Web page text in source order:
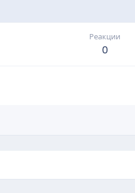
Реакции
0